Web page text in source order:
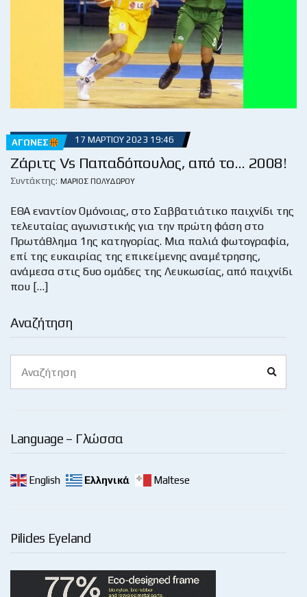
Αναζήτηση
for:
Language – Γλώσσα
English Ελληνικά Maltese
Pilides Eyeland
ΑΓΏΝΕΣ 17 ΜΑΡΤΊΟΥ 2023 19:46
Ζάριτς Vs Παπαδόπουλος, από το… 2008!
Συντάκτης: ΜΆΡΙΟΣ ΠΟΛΥΔΏΡΟΥ
ΕΘΑ εναντίον Ομόνοιας, στο Σαββατιάτικο παιχνίδι της
τελευταίας αγωνιστικής για την πρώτη φάση στο
Πρωτάθλημα 1ης κατηγορίας. Μια παλιά φωτογραφία,
επί της ευκαιρίας της επικείμενης αναμέτρησης,
ανάμεσα στις δυο ομάδες της Λευκωσίας, από παιχνίδι
που […]